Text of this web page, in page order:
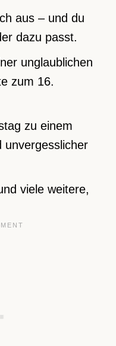
aus – und du
dazu passt.
unglaublichen
zum 16.
zu einem
unvergesslicher
viele weitere,